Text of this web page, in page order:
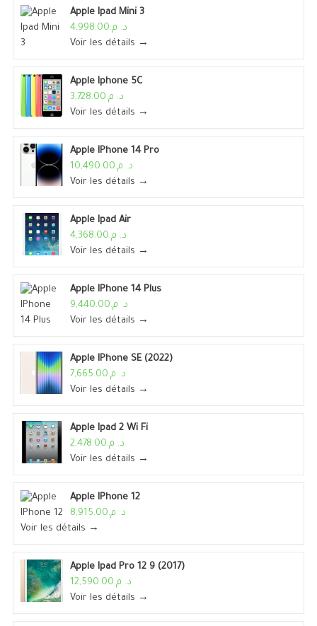
Apple Ipad Mini 3
د. م.4,998.00
Voir les détails →
Apple Iphone 5C
د. م.3,728.00
Voir les détails →
Apple IPhone 14 Pro
د. م.10,490.00
Voir les détails →
Apple Ipad Air
د. م.4,368.00
Voir les détails →
Apple IPhone 14 Plus
د. م.9,440.00
Voir les détails →
Apple IPhone SE (2022)
د. م.7,665.00
Voir les détails →
Apple Ipad 2 Wi Fi
د. م.2,478.00
Voir les détails →
Apple IPhone 12
د. م.8,915.00
Voir les détails →
Apple Ipad Pro 12 9 (2017)
د. م.12,590.00
Voir les détails →